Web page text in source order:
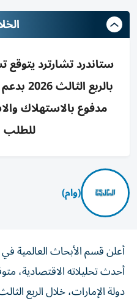
ستاندرد تشارترد يتوقع
مدفوع بالاستهلاك
للطلب
(وام)
أعلن قسم الأبحاث العالمية في
أحدث تحليلاته الاقتصادية،
دولة الإمارات، خلال الربع الثالث